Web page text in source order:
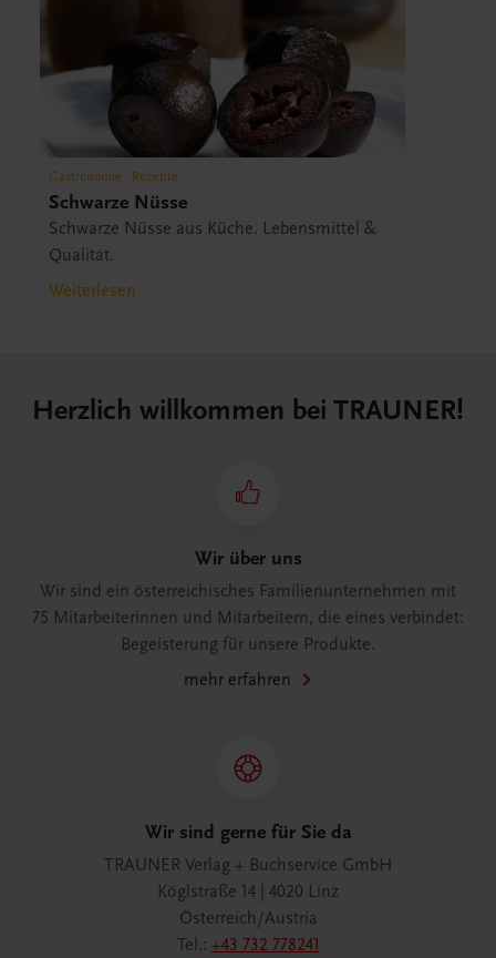
Gastronomie - Rezepte
Schwarze Nüsse
Schwarze Nüsse aus Küche. Lebensmittel &
Qualität.
Weiterlesen
Herzlich willkommen bei TRAUNER!
Wir über uns
Wir sind ein österreichisches Familienunternehmen mit
75 Mitarbeiterinnen und Mitarbeitern, die eines verbindet:
Begeisterung für unsere Produkte.
mehr erfahren
Wir sind gerne für Sie da
TRAUNER Verlag + Buchservice GmbH
Köglstraße 14 | 4020 Linz
Österreich/Austria
Tel.: +43 732 778241